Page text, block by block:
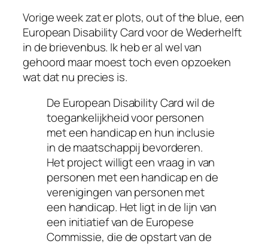
Vorige week zat er plots, out of the blue, een
European Disability Card voor de Wederhelft
in de brievenbus. Ik heb er al wel van
gehoord maar moest toch even opzoeken
wat dat nu precies is.
De European Disability Card wil de
toegankelijkheid voor personen
met een handicap en hun inclusie
in de maatschappij bevorderen.
Het project willigt een vraag in van
personen met een handicap en de
verenigingen van personen met
een handicap. Het ligt in de lijn van
een initiatief van de Europese
Commissie, die de opstart van de